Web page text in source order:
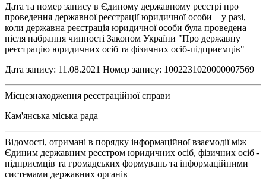
Дата та номер запису в Єдиному державному реєстрі про
проведення державної реєстрації юридичної особи – у разі,
коли державна реєстрація юридичної особи була проведена
після набрання чинності Законом України "Про державну
реєстрацію юридичних осіб та фізичних осіб-підприємців"
Дата запису: 11.08.2021 Номер запису: 1002231020000007569
Місцезнаходження реєстраційної справи
Кам'янська міська рада
Відомості, отримані в порядку інформаційної взаємодії між
Єдиним державним реєстром юридичних осіб, фізичних осіб -
підприємців та громадських формувань та інформаційними
системами державних органів